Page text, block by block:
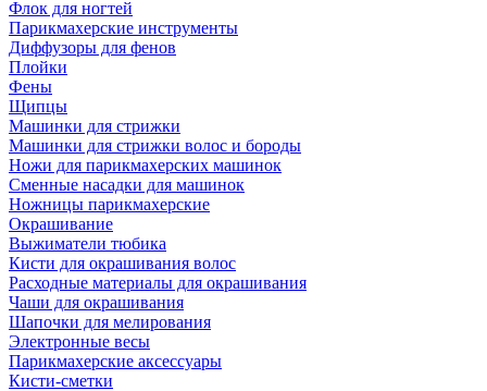
Флок для ногтей
Парикмахерские инструменты
Диффузоры для фенов
Плойки
Фены
Щипцы
Машинки для стрижки
Машинки для стрижки волос и бороды
Ножи для парикмахерских машинок
Сменные насадки для машинок
Ножницы парикмахерские
Окрашивание
Выжиматели тюбика
Кисти для окрашивания волос
Расходные материалы для окрашивания
Чаши для окрашивания
Шапочки для мелирования
Электронные весы
Парикмахерские аксессуары
Кисти-сметки